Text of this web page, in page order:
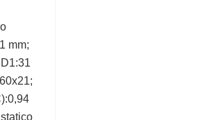
mm;